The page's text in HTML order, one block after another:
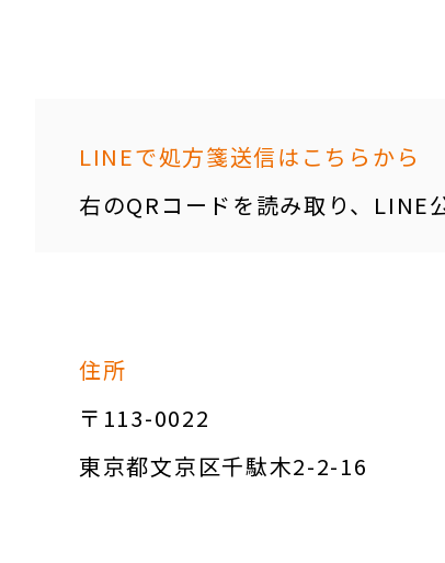
LINEで処方箋送信はこちらから
右のQRコードを読み取り、LINE
住所
〒113-0022
東京都文京区千駄木2-2-16